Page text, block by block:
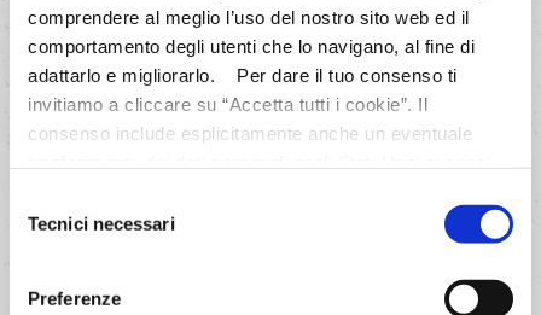
comprendere al meglio l’uso del nostro sito web ed il
comportamento degli utenti che lo navigano, al fine di
adattarlo e migliorarlo. Per dare il tuo consenso ti
invitiamo a cliccare su “Accetta tutti i cookie”. Il
consenso include esplicitamente anche un eventuale
anche sul trasferimento dei dati a fornitori di tecnologia e
partner negli Stati Uniti consultare la nostra informativa
selezionare o negare il tuo consenso per alcuni o tutti i
delTecnici necessari
Preferenze